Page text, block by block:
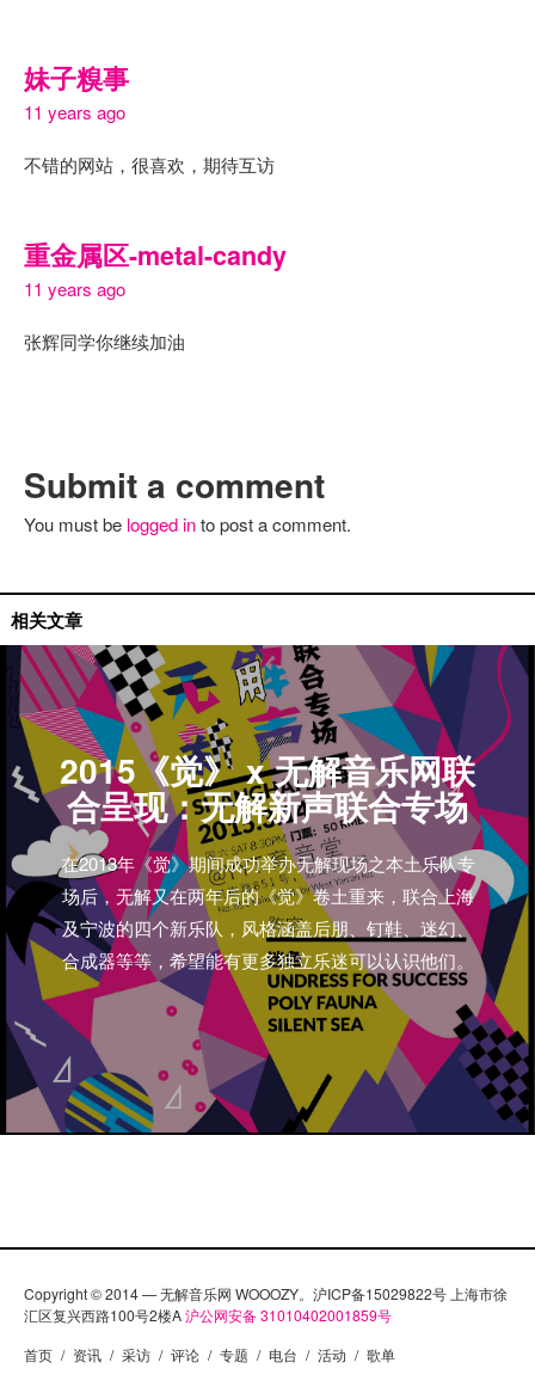
妹子糗事
11 years ago
不错的网站，很喜欢，期待互访
重金属区-metal-candy
11 years ago
张辉同学你继续加油
Submit a comment
You must be logged into post a comment.
相关文章
2015《觉》 x 无解音乐网联
合呈现：无解新声联合专场
在2013年《觉》期间成功举办无解现场之本土乐队专
场后，无解又在两年后的《觉》卷土重来，联合上海
及宁波的四个新乐队，风格涵盖后朋、钉鞋、迷幻、
合成器等等，希望能有更多独立乐迷可以认识他们。
无解特别活动
Copyright © 2014 — 无解音乐网 WOOOZY。沪ICP备15029822号 上海市徐
汇区复兴西路100号2楼A沪公网安备 31010402001859号
首页 / 资讯 / 采访 / 评论 / 专题 / 电台 / 活动 / 歌单